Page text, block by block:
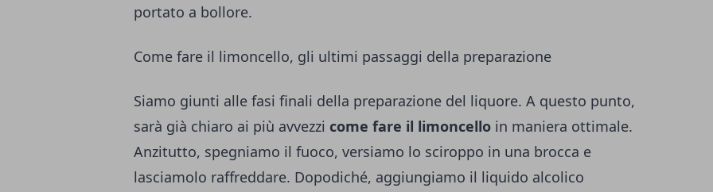
portato a bollore.
Come fare il limoncello, gli ultimi passaggi della preparazione
Siamo giunti alle fasi finali della preparazione del liquore. A questo punto,
sarà già chiaro ai più avvezzi come fare il limoncello in maniera ottimale.
Anzitutto, spegniamo il fuoco, versiamo lo sciroppo in una brocca e
lasciamolo raffreddare. Dopodiché, aggiungiamo il liquido alcolico